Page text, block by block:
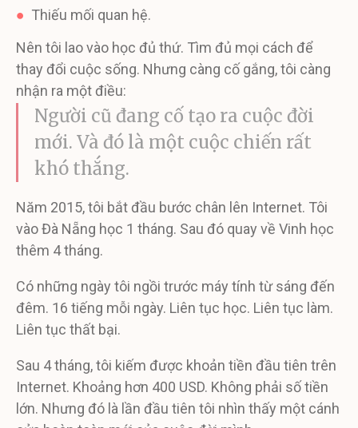
● Thiếu mối quan hệ.
Nên tôi lao vào học đủ thứ. Tìm đủ mọi cách để
thay đổi cuộc sống. Nhưng càng cố gắng, tôi càng
nhận ra một điều:
Người cũ đang cố tạo ra cuộc đời
mới. Và đó là một cuộc chiến rất
khó thắng.
Năm 2015, tôi bắt đầu bước chân lên Internet. Tôi
vào Đà Nẵng học 1 tháng. Sau đó quay về Vinh học
thêm 4 tháng.
Có những ngày tôi ngồi trước máy tính từ sáng đến
đêm. 16 tiếng mỗi ngày. Liên tục học. Liên tục làm.
Liên tục thất bại.
Sau 4 tháng, tôi kiếm được khoản tiền đầu tiên trên
Internet. Khoảng hơn 400 USD. Không phải số tiền
lớn. Nhưng đó là lần đầu tiên tôi nhìn thấy một cánh